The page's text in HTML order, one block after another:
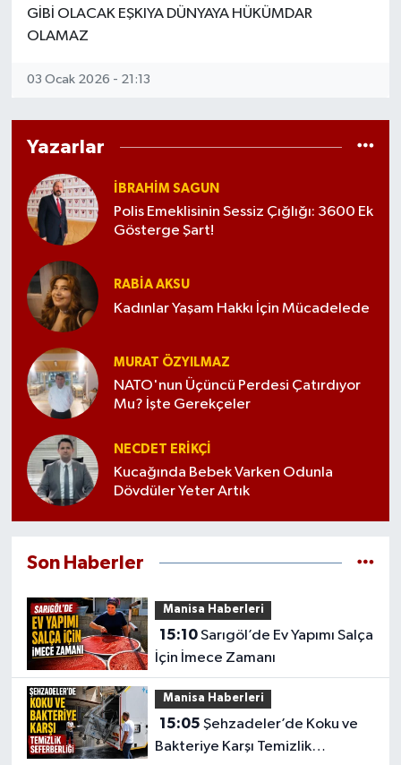
GİBİ OLACAK EŞKIYA DÜNYAYA HÜKÜMDAR
OLAMAZ
03 Ocak 2026 - 21:13
Yazarlar
İBRAHIM SAGUN
Polis Emeklisinin Sessiz Çığlığı: 3600 Ek
Gösterge Şart!
RABIA AKSU
Kadınlar Yaşam Hakkı İçin Mücadelede
MURAT ÖZYILMAZ
NATO'nun Üçüncü Perdesi Çatırdıyor
Mu? İşte Gerekçeler
NECDET ERİKÇİ
Kucağında Bebek Varken Odunla
Dövdüler Yeter Artık
Son Haberler
Manisa Haberleri
15:10Sarıgöl’de Ev Yapımı Salça
İçin İmece Zamanı
Manisa Haberleri
15:05
Bakteriye Karşı Temizlik